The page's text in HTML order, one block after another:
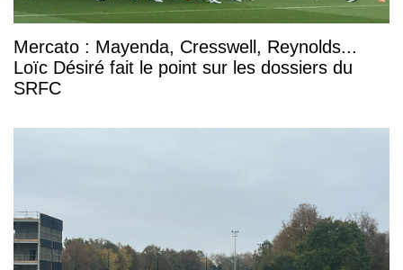
Mercato : Mayenda, Cresswell, Reynolds...
Loïc Désiré fait le point sur les dossiers du
SRFC